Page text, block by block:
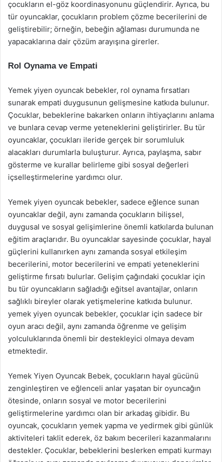
çocukların el-göz koordinasyonunu güçlendirir. Ayrıca, bu
tür oyuncaklar, çocukların problem çözme becerilerini de
geliştirebilir; örneğin, bebeğin ağlaması durumunda ne
yapacaklarına dair çözüm arayışına girerler.
Rol Oynama ve Empati
Yemek yiyen oyuncak bebekler, rol oynama fırsatları
sunarak empati duygusunun gelişmesine katkıda bulunur.
Çocuklar, bebeklerine bakarken onların ihtiyaçlarını anlama
ve bunlara cevap verme yeteneklerini geliştirirler. Bu tür
oyuncaklar, çocukları ileride gerçek bir sorumluluk
alacakları durumlarla buluşturur. Ayrıca, paylaşma, sabır
gösterme ve kurallar belirleme gibi sosyal değerleri
içselleştirmelerine yardımcı olur.
Yemek yiyen oyuncak bebekler, sadece eğlence sunan
oyuncaklar değil, aynı zamanda çocukların bilişsel,
duygusal ve sosyal gelişimlerine önemli katkılarda bulunan
eğitim araçlarıdır. Bu oyuncaklar sayesinde çocuklar, hayal
güçlerini kullanırken aynı zamanda sosyal etkileşim
becerilerini, motor becerilerini ve empati yeteneklerini
geliştirme fırsatı bulurlar. Gelişim çağındaki çocuklar için
bu tür oyuncakların sağladığı eğitsel avantajlar, onların
sağlıklı bireyler olarak yetişmelerine katkıda bulunur.
yemek yiyen oyuncak bebekler, çocuklar için sadece bir
oyun aracı değil, aynı zamanda öğrenme ve gelişim
yolculuklarında önemli bir destekleyici olmaya devam
etmektedir.
Yemek Yiyen Oyuncak Bebek, çocukların hayal gücünü
zenginleştiren ve eğlenceli anlar yaşatan bir oyuncağın
ötesinde, onların sosyal ve motor becerilerini
geliştirmelerine yardımcı olan bir arkadaş gibidir. Bu
oyuncak, çocukların yemek yapma ve yedirmek gibi günlük
aktiviteleri taklit ederek, öz bakım becerileri kazanmalarını
destekler. Çocuklar, bebeklerini beslerken empati kurmayı